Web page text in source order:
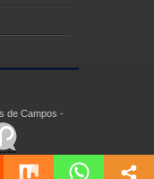
de Campos -